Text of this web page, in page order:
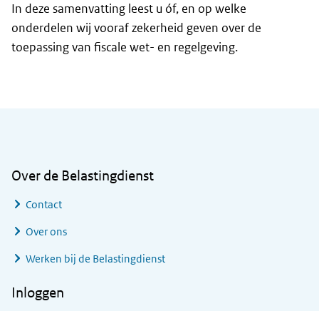
In deze samenvatting leest u óf, en op welke
onderdelen wij vooraf zekerheid geven over de
toepassing van fiscale wet- en regelgeving.
Over de Belastingdienst
Contact
Over ons
Werken bij de Belastingdienst
Inloggen